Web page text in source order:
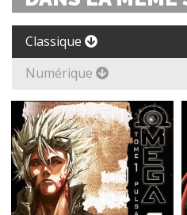
Classique
Numérique